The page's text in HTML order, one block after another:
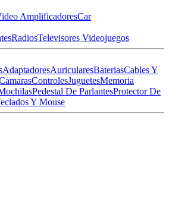
AmplificadoresCar
RadiosTelevisores Videojuegos
AdaptadoresAuricularesBateriasCables Y
ControlesJuguetesMemoria
Pedestal De ParlantesProtector De
Y Mouse